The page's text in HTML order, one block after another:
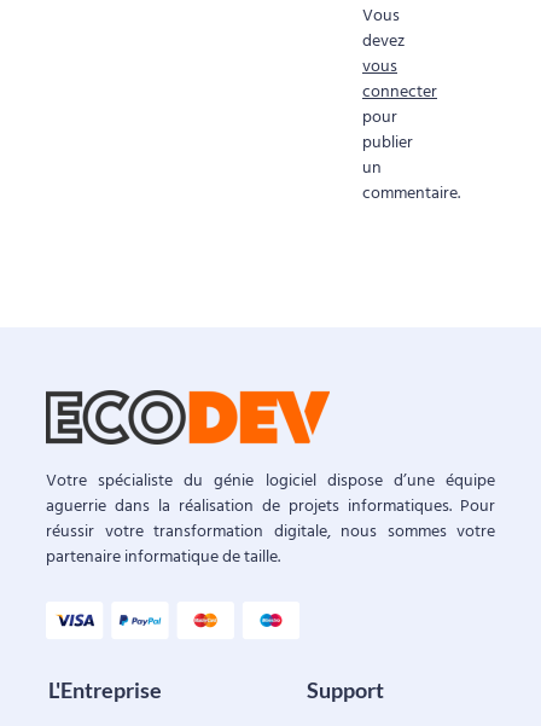
Vous
devez
vous
connecter
pour
publier
un
commentaire.
Votre spécialiste du génie logiciel dispose d’une équipe
aguerrie dans la réalisation de projets informatiques. Pour
réussir votre transformation digitale, nous sommes votre
partenaire informatique de taille.
L'Entreprise Support